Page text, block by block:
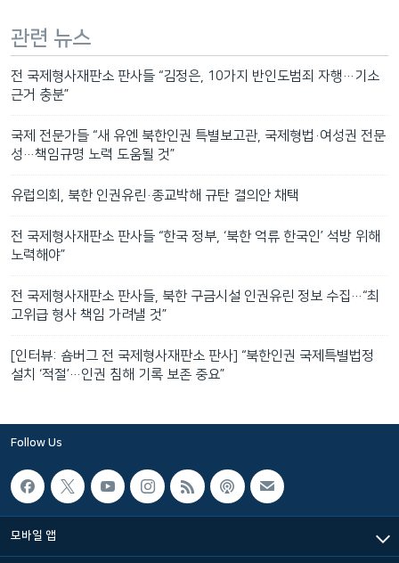
관련 뉴스
전 국제형사재판소 판사들 “김정은, 10가지 반인도범죄 자행…기소
근거 충분”
국제 전문가들 “새 유엔 북한인권 특별보고관, 국제형법·여성권 전문
성…책임규명 노력 도움될 것”
유럽의회, 북한 인권유린·종교박해 규탄 결의안 채택
전 국제형사재판소 판사들 “한국 정부, ‘북한 억류 한국인’ 석방 위해
노력해야”
전 국제형사재판소 판사들, 북한 구금시설 인권유린 정보 수집…“최
고위급 형사 책임 가려낼 것”
[인터뷰: 숌버그 전 국제형사재판소 판사] “북한인권 국제특별법정
설치 ‘적절’…인권 침해 기록 보존 중요”
Follow Us
모바일 앱